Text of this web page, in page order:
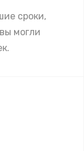
сроки,
могли